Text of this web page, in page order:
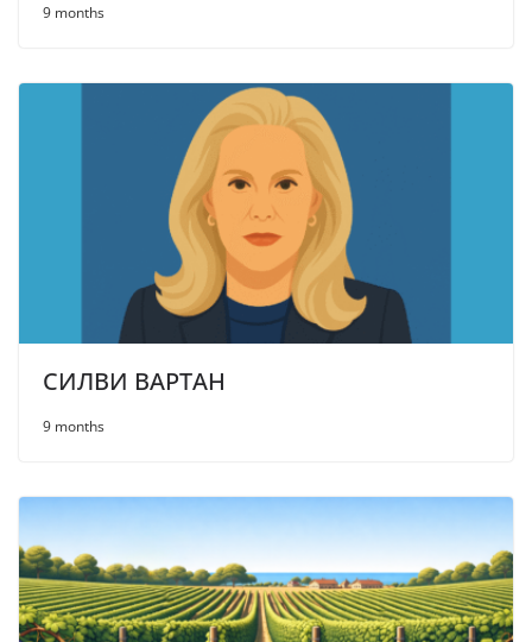
9 months
СИЛВИ ВАРТАН
9 months